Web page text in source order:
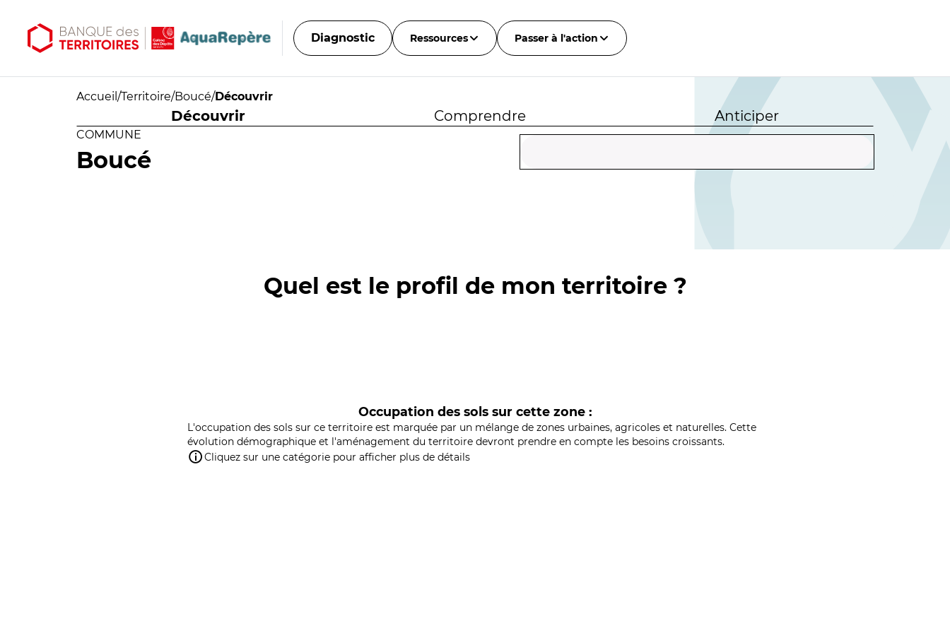
Diagnostic Ressources Passer à l'action
Accueil /Territoire/Boucé/Découvrir
Découvrir Comprendre Anticiper
COMMUNE
Boucé
Quel est le profil de mon territoire ?
Occupation des sols sur cette zone :
L'occupation des sols sur ce territoire est marquée par un mélange de zones urbaines, agricoles et naturelles. Cette
évolution démographique et l'aménagement du territoire devront prendre en compte les besoins croissants.
Cliquez sur une catégorie pour afficher plus de détails